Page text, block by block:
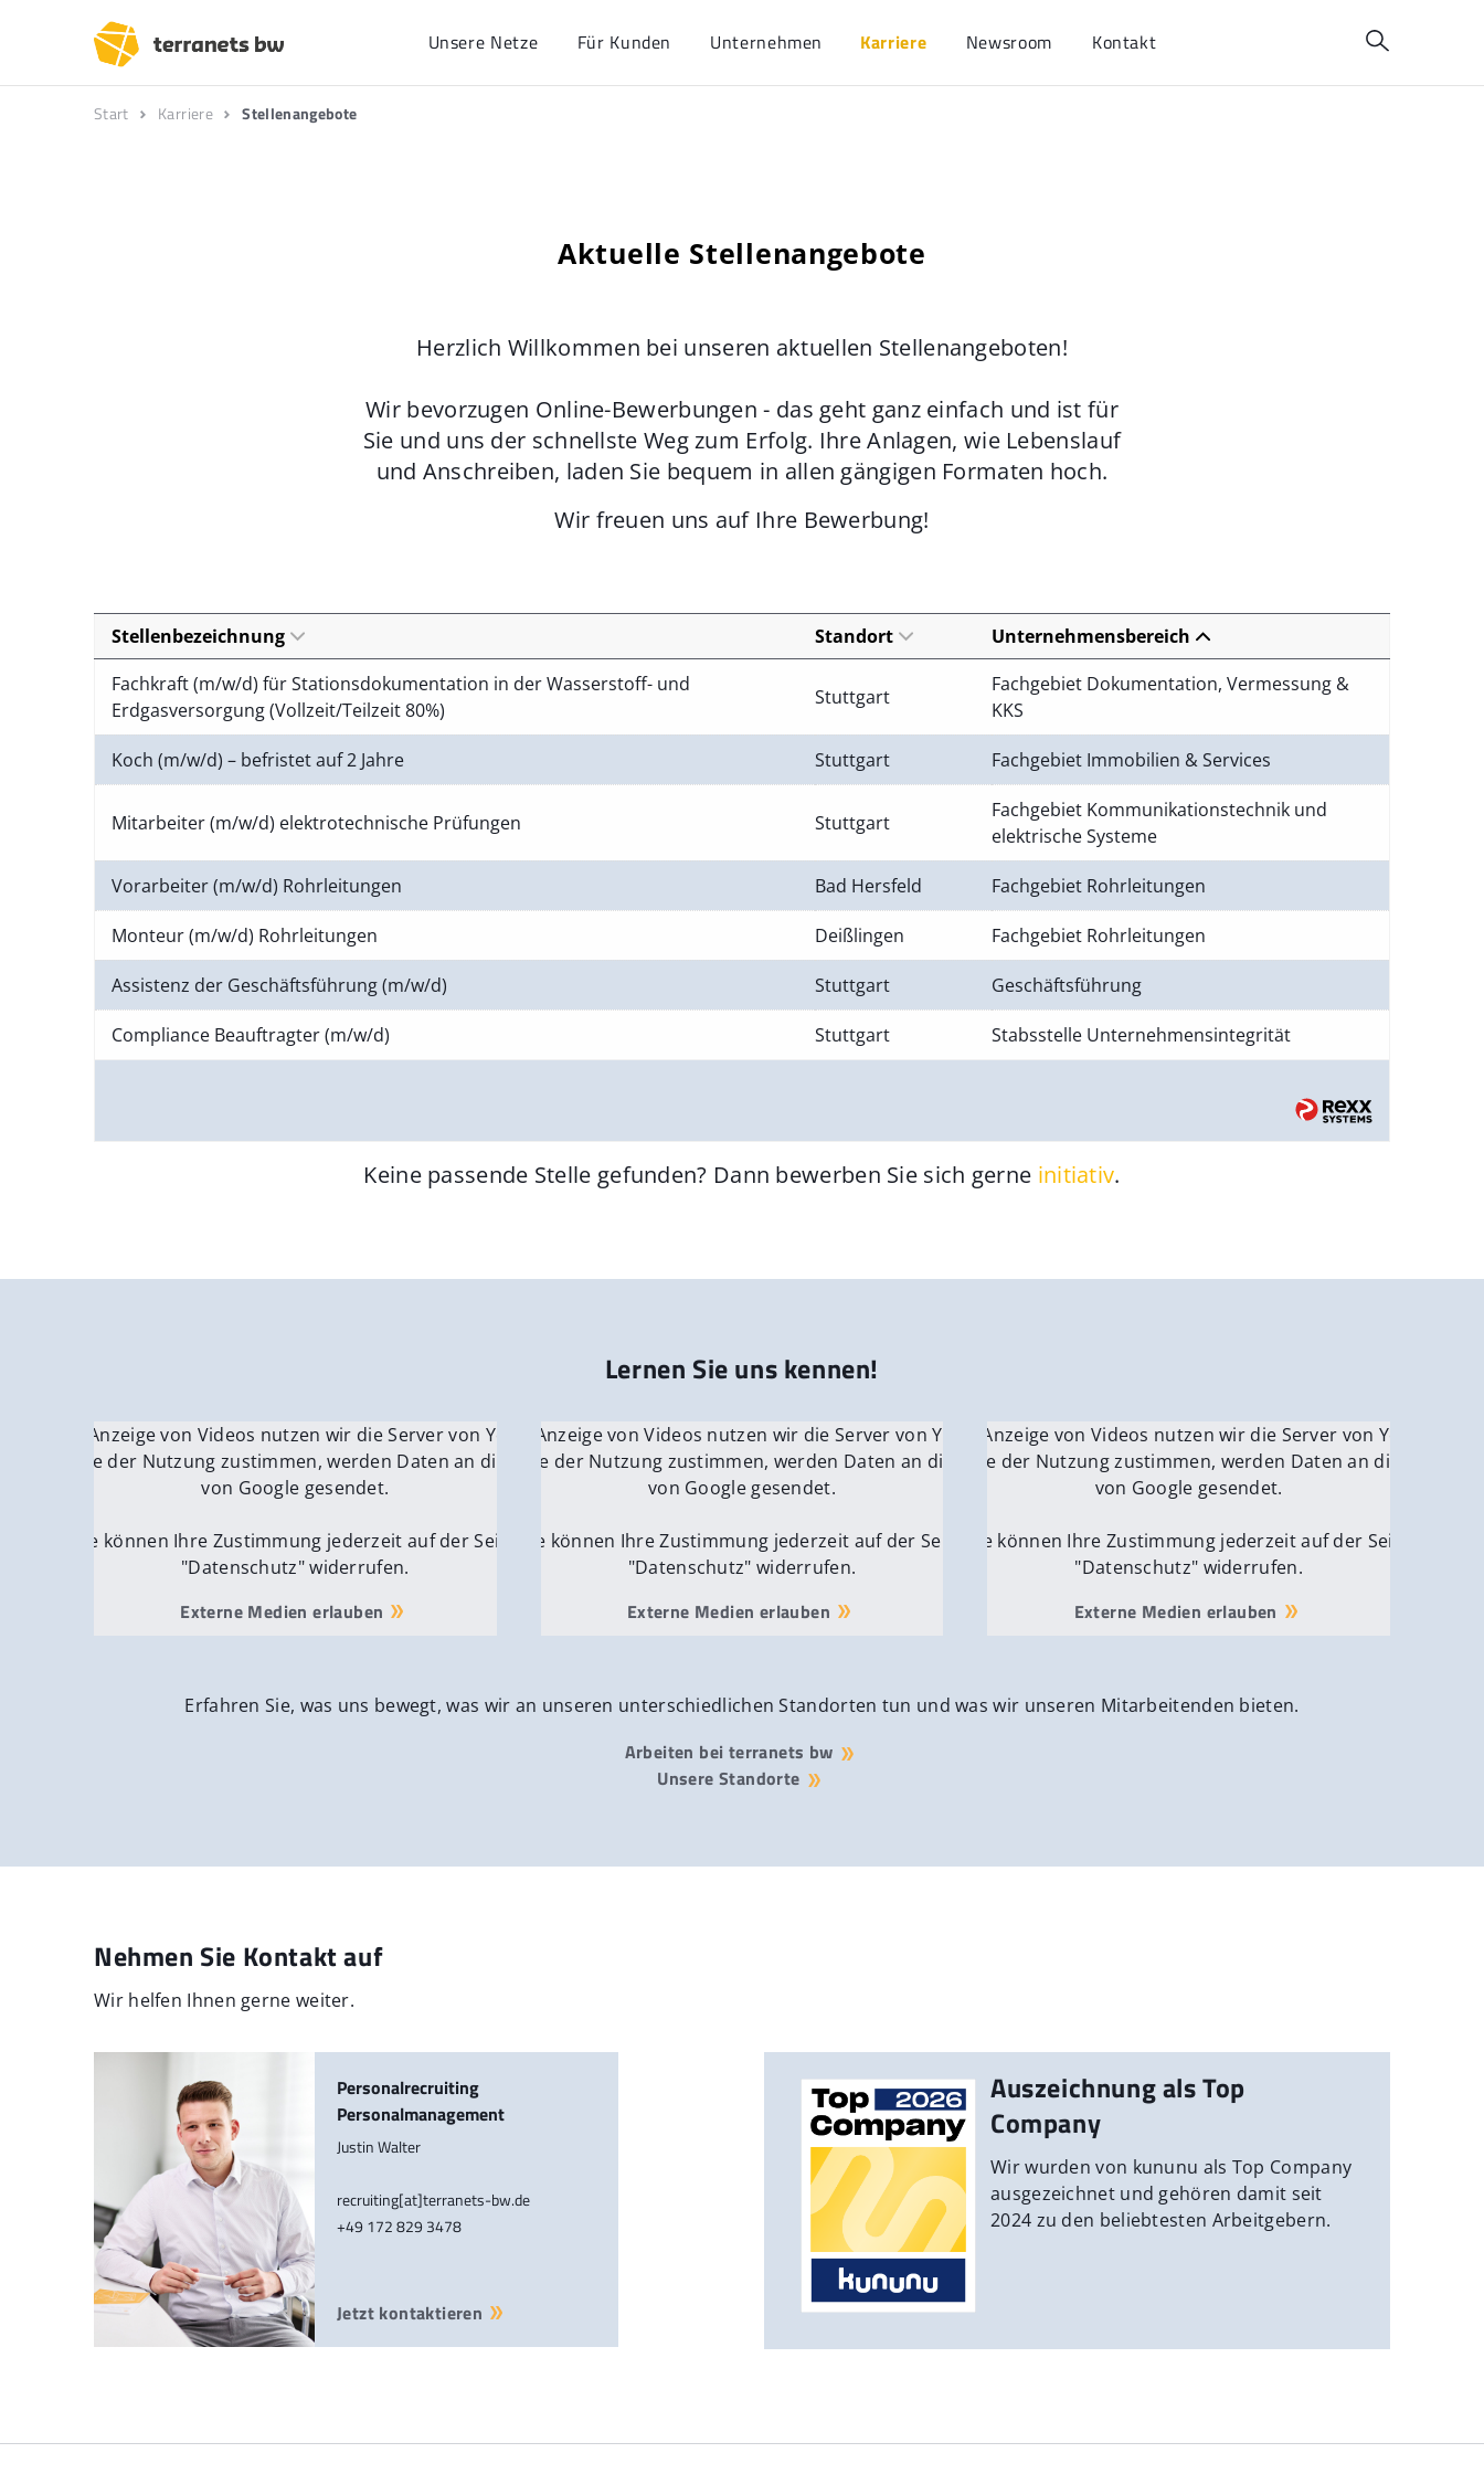
Unsere Netze Für Kunden Unternehmen Karriere Newsroom Kontakt
Start Karriere Stellenangebote
Aktuelle Stellenangebote
Herzlich Willkommen bei unseren aktuellen Stellenangeboten!
Wir bevorzugen Online-Bewerbungen - das geht ganz einfach und ist für
Sie und uns der schnellste Weg zum Erfolg. Ihre Anlagen, wie Lebenslauf
und Anschreiben, laden Sie bequem in allen gängigen Formaten hoch.
Wir freuen uns auf Ihre Bewerbung!
Stellenbezeichnung Standort
Unternehmensbereich
Fachkraft (m/w/d) für Stationsdokumentation in der Wasserstoff- und
Erdgasversorgung (Vollzeit/Teilzeit 80%)
Stuttgart
Fachgebiet Dokumentation, Vermessung &
KKS
Koch (m/w/d) – befristet auf 2 Jahre Stuttgart Fachgebiet Immobilien & Services
Mitarbeiter (m/w/d) elektrotechnische Prüfungen Stuttgart
Fachgebiet Kommunikationstechnik und
elektrische Systeme
Vorarbeiter (m/w/d) Rohrleitungen Bad Hersfeld Fachgebiet Rohrleitungen
Monteur (m/w/d) Rohrleitungen Deißlingen Fachgebiet Rohrleitungen
Assistenz der Geschäftsführung (m/w/d) Stuttgart Geschäftsführung
Compliance Beauftragter (m/w/d) Stuttgart Stabsstelle Unternehmensintegrität
Keine passende Stelle gefunden? Dann bewerben Sie sich gerne initiativ.
Lernen Sie uns kennen!
Für die Anzeige von Videos nutzen wir die Server von YouTube.
Wenn Sie der Nutzung zustimmen, werden Daten an die Server
von Google gesendet.
Sie können Ihre Zustimmung jederzeit auf der Seite
"Datenschutz" widerrufen.
Externe Medien erlauben
Für die Anzeige von Videos nutzen wir die Server von YouTube.
Wenn Sie der Nutzung zustimmen, werden Daten an die Server
von Google gesendet.
Sie können Ihre Zustimmung jederzeit auf der Seite
"Datenschutz" widerrufen.
Externe Medien erlauben
Für die Anzeige von Videos nutzen wir die Server von YouTube.
Wenn Sie der Nutzung zustimmen, werden Daten an die Server
von Google gesendet.
Sie können Ihre Zustimmung jederzeit auf der Seite
"Datenschutz" widerrufen.
Externe Medien erlauben
Erfahren Sie, was uns bewegt, was wir an unseren unterschiedlichen Standorten tun und was wir unseren Mitarbeitenden bieten.
Arbeiten bei terranets bw
Unsere Standorte
Nehmen Sie Kontakt auf
Wir helfen Ihnen gerne weiter.
Personalrecruiting
Personalmanagement
Justin Walter
recruiting[at]terranets-bw.de
+49 172 829 3478
Jetzt kontaktieren
Auszeichnung als Top
Company
Wir wurden von kununu als Top Company
ausgezeichnet und gehören damit seit
2024 zu den beliebtesten Arbeitgebern.